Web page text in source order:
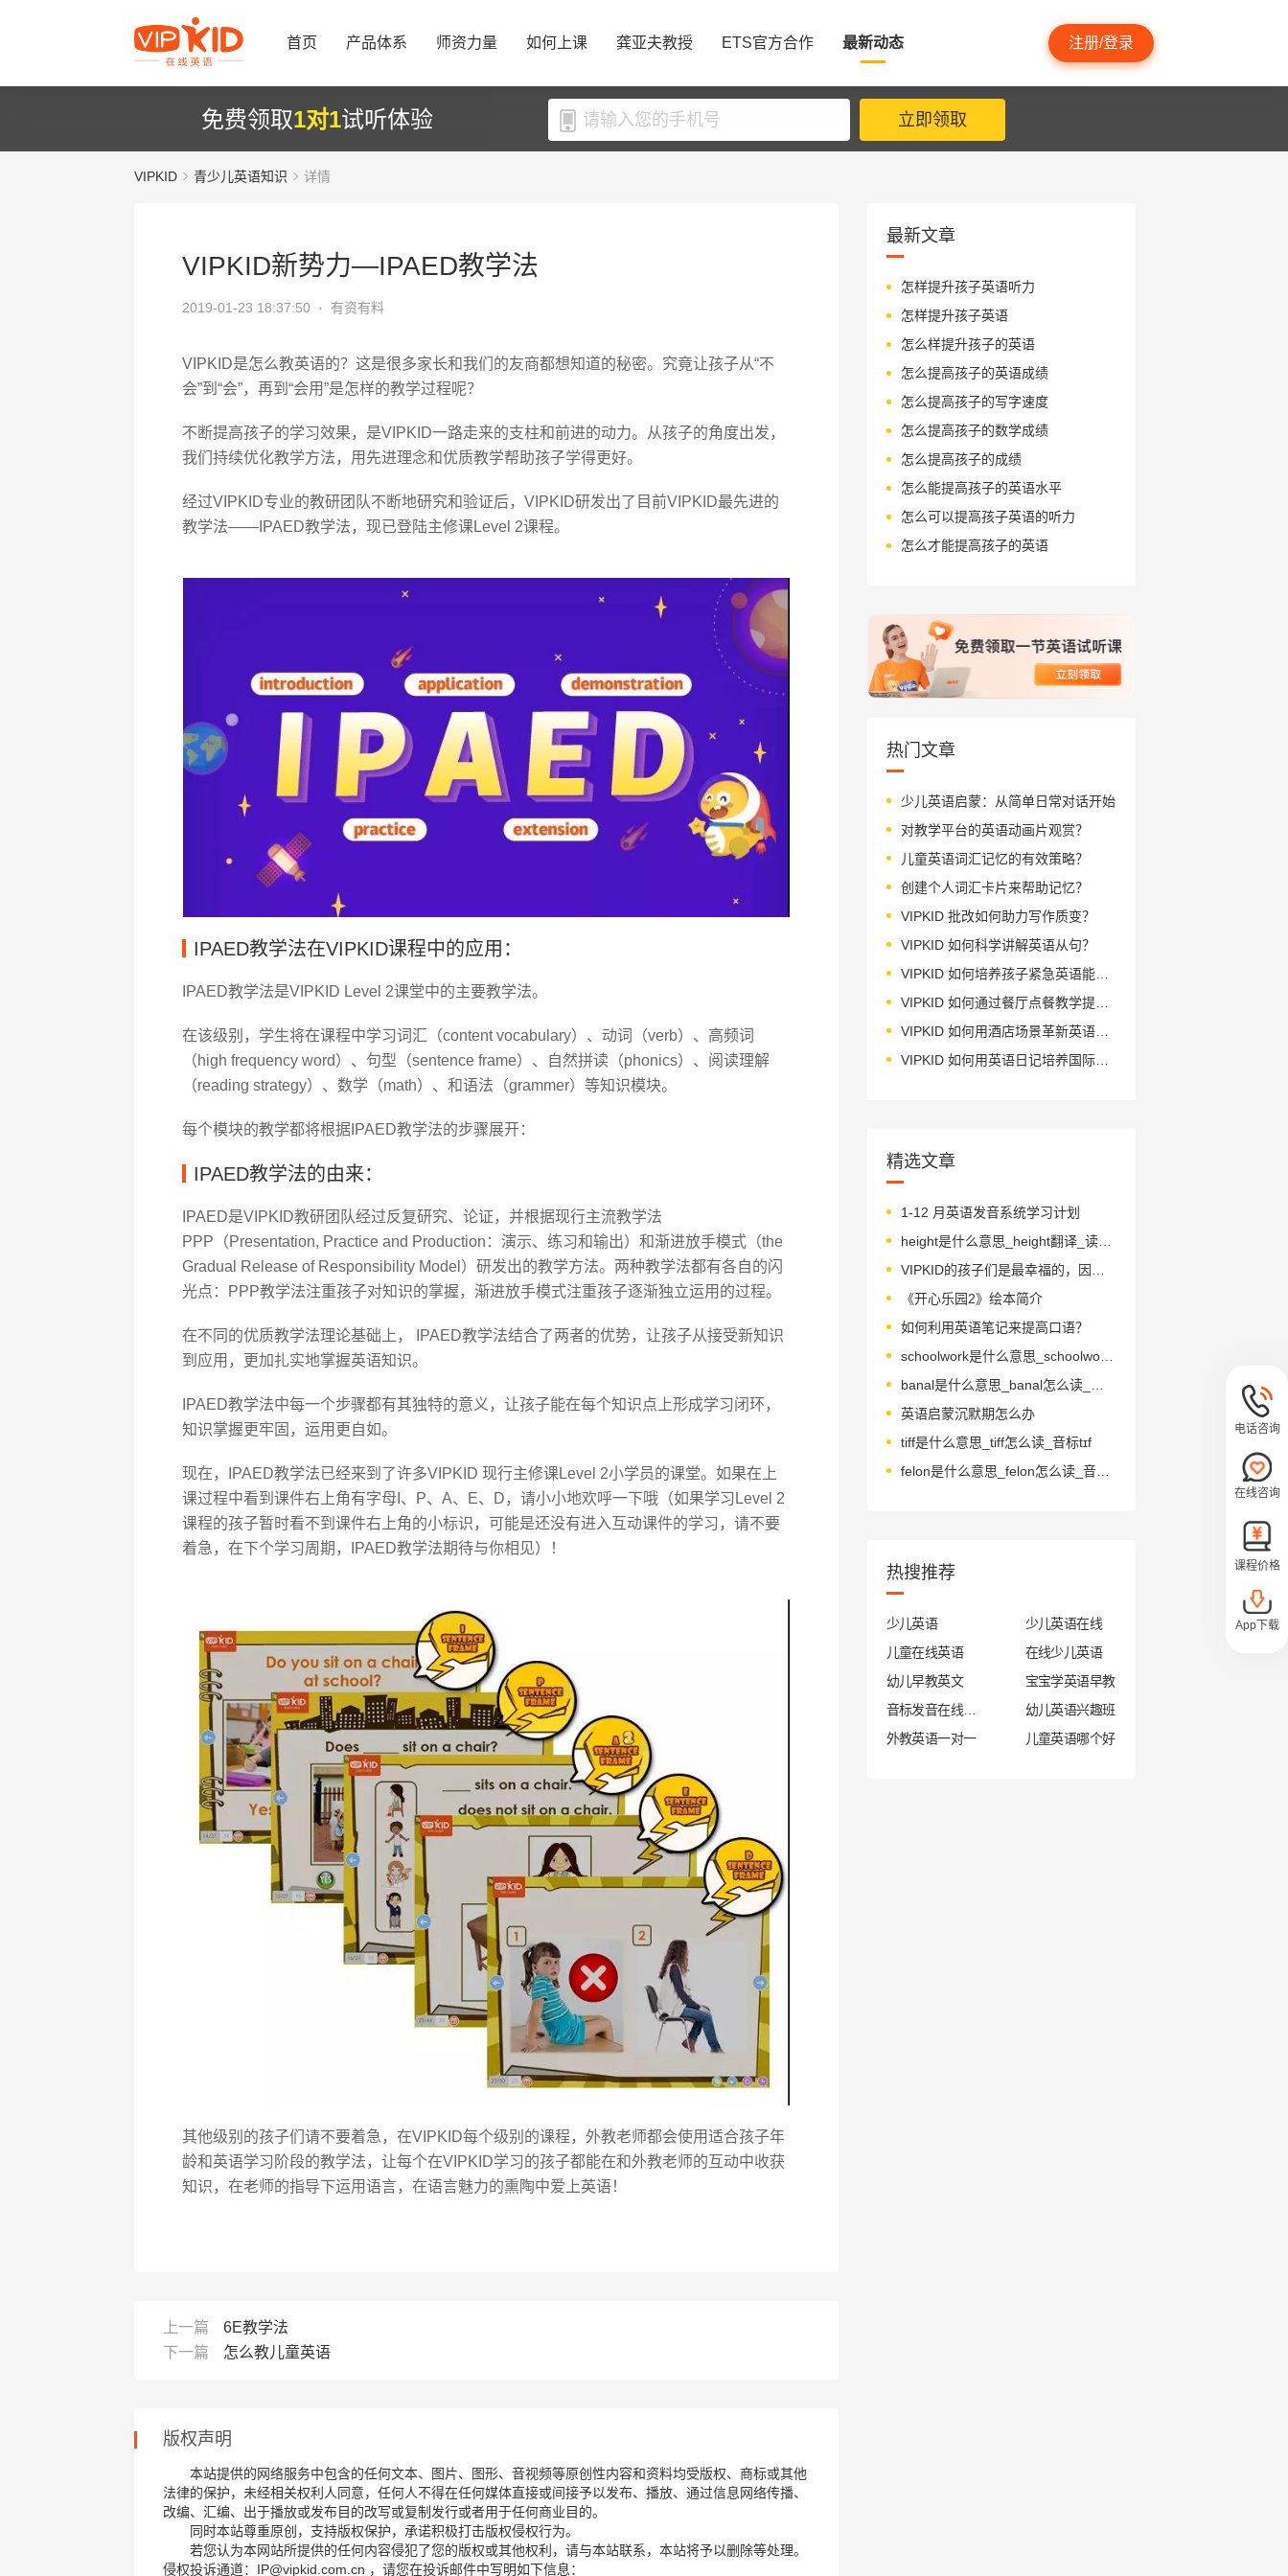
首页 产品体系 师资力量 如何上课 龚亚夫教授 ETS官方合作 最新动态 注册/登录
免费领取1对1试听体验 立即领取
VIPKID 青少儿英语知识 详情
VIPKID新势力—IPAED教学法
2019-01-23 18:37:50 · 有资有料
VIPKID是怎么教英语的？这是很多家长和我们的友商都想知道的秘密。究竟让孩子从“不
会”到“会”，再到“会用”是怎样的教学过程呢？
不断提高孩子的学习效果，是VIPKID一路走来的支柱和前进的动力。从孩子的角度出发，
我们持续优化教学方法，用先进理念和优质教学帮助孩子学得更好。
经过VIPKID专业的教研团队不断地研究和验证后，VIPKID研发出了目前VIPKID最先进的
教学法——IPAED教学法，现已登陆主修课Level 2课程。
IPAED教学法在VIPKID课程中的应用：
IPAED教学法是VIPKID Level 2课堂中的主要教学法。
在该级别，学生将在课程中学习词汇（content vocabulary）、动词（verb）、高频词
（high frequency word）、句型（sentence frame）、自然拼读（phonics）、阅读理解
（reading strategy）、数学（math）、和语法（grammer）等知识模块。
每个模块的教学都将根据IPAED教学法的步骤展开：
IPAED教学法的由来：
IPAED是VIPKID教研团队经过反复研究、论证，并根据现行主流教学法
PPP（Presentation, Practice and Production：演示、练习和输出）和渐进放手模式（the
Gradual Release of Responsibility Model）研发出的教学方法。两种教学法都有各自的闪
光点：PPP教学法注重孩子对知识的掌握，渐进放手模式注重孩子逐渐独立运用的过程。
在不同的优质教学法理论基础上， IPAED教学法结合了两者的优势，让孩子从接受新知识
到应用，更加扎实地掌握英语知识。
IPAED教学法中每一个步骤都有其独特的意义，让孩子能在每个知识点上形成学习闭环，
知识掌握更牢固，运用更自如。
现在，IPAED教学法已经来到了许多VIPKID 现行主修课Level 2小学员的课堂。如果在上
课过程中看到课件右上角有字母I、P、A、E、D，请小小地欢呼一下哦（如果学习Level 2
课程的孩子暂时看不到课件右上角的小标识，可能是还没有进入互动课件的学习，请不要
着急，在下个学习周期，IPAED教学法期待与你相见）！
其他级别的孩子们请不要着急，在VIPKID每个级别的课程，外教老师都会使用适合孩子年
龄和英语学习阶段的教学法，让每个在VIPKID学习的孩子都能在和外教老师的互动中收获
知识，在老师的指导下运用语言，在语言魅力的熏陶中爱上英语！
上一篇
6E教学法
下一篇
怎么教儿童英语
版权声明
本站提供的网络服务中包含的任何文本、图片、图形、音视频等原创性内容和资料均受版权、商标或其他
法律的保护，未经相关权利人同意，任何人不得在任何媒体直接或间接予以发布、播放、通过信息网络传播、
改编、汇编、出于播放或发布目的改写或复制发行或者用于任何商业目的。
同时本站尊重原创，支持版权保护，承诺积极打击版权侵权行为。
若您认为本网站所提供的任何内容侵犯了您的版权或其他权利，请与本站联系，本站将予以删除等处理。
侵权投诉通道：IP@vipkid.com.cn ，请您在投诉邮件中写明如下信息：
最新文章
怎样提升孩子英语听力
怎样提升孩子英语
怎么样提升孩子的英语
怎么提高孩子的英语成绩
怎么提高孩子的写字速度
怎么提高孩子的数学成绩
怎么提高孩子的成绩
怎么能提高孩子的英语水平
怎么可以提高孩子英语的听力
怎么才能提高孩子的英语
热门文章
少儿英语启蒙：从简单日常对话开始
对教学平台的英语动画片观赏？
儿童英语词汇记忆的有效策略？
创建个人词汇卡片来帮助记忆？
VIPKID 批改如何助力写作质变？
VIPKID 如何科学讲解英语从句？
VIPKID 如何培养孩子紧急英语能力？
VIPKID 如何通过餐厅点餐教学提升少儿英语应用能力？
VIPKID 如何用酒店场景革新英语教学？
VIPKID 如何用英语日记培养国际化人才？
精选文章
1-12 月英语发音系统学习计划
height是什么意思_height翻译_读音_用法_翻译
《开心乐园2》绘本简介
如何利用英语笔记来提高口语？
schoolwork是什么意思_schoolwork怎么读_音标ˈsku-lˌwɜ-k
英语启蒙沉默期怎么办
tiff是什么意思_tiff怎么读_音标tɪf
felon是什么意思_felon怎么读_音标'felən
热搜推荐
少儿英语
少儿英语在线
儿童在线英语
在线少儿英语
幼儿早教英文
宝宝学英语早教
幼儿英语兴趣班
外教英语一对一
儿童英语哪个好
电话咨询
在线咨询
课程价格
App下载